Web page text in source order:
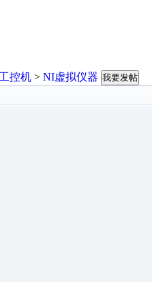
工控机 > NI虚拟仪器 我要发帖